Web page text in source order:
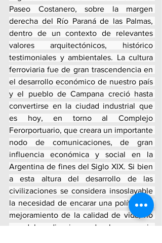
Paseo Costanero, sobre la margen
derecha del Río Paraná de las Palmas,
dentro de un contexto de relevantes
valores arquitectónicos, histórico
testimoniales y ambientales. La cultura
ferroviaria fue de gran trascendencia en
el desarrollo económico de nuestro país
y el pueblo de Campana creció hasta
convertirse en la ciudad industrial que
es hoy, en torno al Complejo
Ferorportuario, que creara un importante
nodo de comunicaciones, de gran
influencia económica y social en la
Argentina de fines del Siglo XIX. Si bien
a esta altura del desarrollo de las
civilizaciones se considera insoslayable
la necesidad de encarar una política de
mejoramiento de la calidad de vida, no
se debe disociar  de la memoria